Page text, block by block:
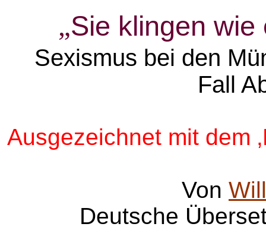
„Sie klingen wie
Sexismus bei den
Fall
Ausgezeichnet mit dem
Von
Deutsche